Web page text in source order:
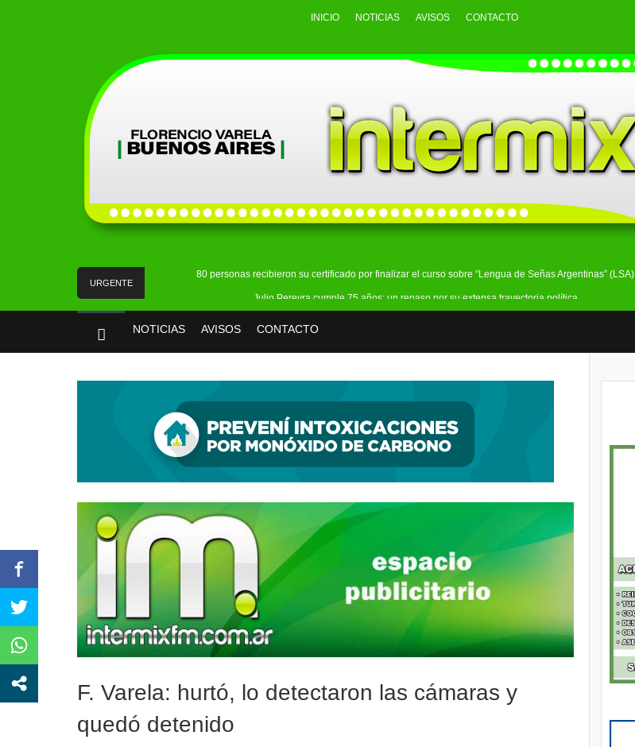
INICIO NOTICIAS AVISOS CONTACTO
URGENTE
80 personas recibieron su certificado por finalizar el curso sobre “Lengua de Señas Argentinas” (LSA)
Julio Pereyra cumple 75 años: un repaso por su extensa trayectoria política
NOTICIAS AVISOS CONTACTO
F. Varela: hurtó, lo detectaron las cámaras y
quedó detenido